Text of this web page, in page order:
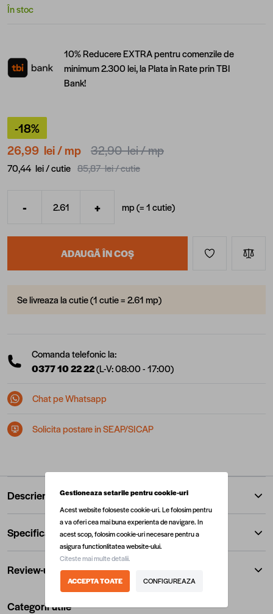
În stoc
10% Reducere EXTRA pentru comenzile de
minimum 2.300 lei, la Plata în Rate prin TBI
Bank!
-18%
26,99 lei/ mp 32,90 lei/ mp
70,44 lei /cutie 85,87 lei /cutie
Cantitate
- + mp (=1cutie)
ADAUGĂ ÎN COȘ
Se livreaza la cutie (1 cutie = 2.61 mp)
Comanda telefonic la:
0377 10 22 22(L-V: 08:00 - 17:00)
Chat pe Whatsapp
Solicita postare in SEAP/SICAP
Descriere
Specificatii
Review-uri
Categorii utile
Gestioneaza setarile pentru cookie-uri
Acest website foloseste cookie-uri. Le folosim pentru
a va oferi cea mai buna experienta de navigare. In
acest scop, folosim cookie-uri necesare pentru a
asigura functionlitatea website-ului.
Citeste mai multe detalii.
ACCEPTA TOATE CONFIGUREAZA